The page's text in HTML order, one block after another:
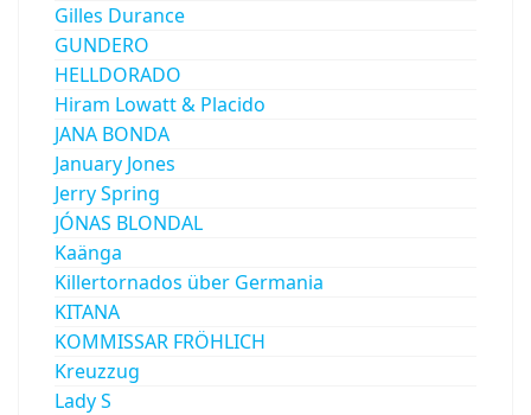
Gilles Durance
GUNDERO
HELLDORADO
Hiram Lowatt & Placido
JANA BONDA
January Jones
Jerry Spring
JÓNAS BLONDAL
Kaänga
Killertornados über Germania
KITANA
KOMMISSAR FRÖHLICH
Kreuzzug
Lady S